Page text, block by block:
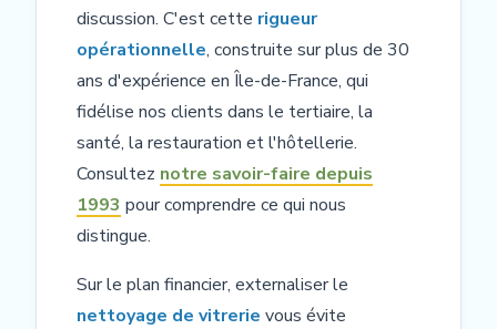
discussion. C'est cette rigueur
opérationnelle, construite sur plus de 30
ans d'expérience en Île-de-France, qui
fidélise nos clients dans le tertiaire, la
santé, la restauration et l'hôtellerie.
Consultez notre savoir-faire depuis
1993 pour comprendre ce qui nous
distingue.
Sur le plan financier, externaliser le
nettoyage de vitrerie vous évite